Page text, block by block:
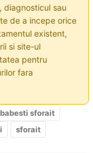
diagnosticul sau
de a incepe orice
existent,
si site-ul
pentru
fara
sforait
sforait